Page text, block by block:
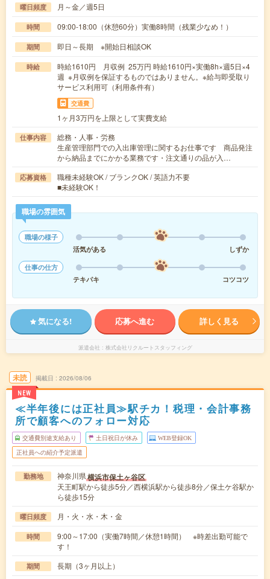
曜日頻度 月～金／週5日
時間 09:00-18:00（休憩60分）実働8時間（残業少なめ！）
期間 即日～長期 ※開始日相談OK
時給
時給1610円 月収例 25万円 時給1610円×実働8h×週5日×4
週 ※月収例を保証するものではありません。※給与即受取り
サービス利用可（利用条件有）
交通費
1ヶ月3万円を上限として実費支給
仕事内容
総務・人事・労務
生産管理部門での入出庫管理に関するお仕事です 商品発注
から納品までにかかる業務です・注文通りの品が入…
応募資格
職種未経験OK / ブランクOK / 英語力不要
■未経験OK！
職場の雰囲気
職場の様子
活気がある
しずか
仕事の仕方
テキパキ
コツコツ
気になる! 応募へ進む 詳しく見る
派遣会社 株式会社リクルートスタッフィング
未読
NEW
掲載日 2026/08/06
≪半年後には正社員≫駅チカ！税理・会計事務
所で顧客へのフォロー対応
交通費別途支給あり 土日祝日が休み WEB登録OK
正社員への紹介予定派遣
勤務地 神奈川県横浜市保土ヶ谷区
天王町駅から徒歩5分／西横浜駅から徒歩8分／保土ケ谷駅か
ら徒歩15分
曜日頻度 月・火・水・木・金
時間
9:00～17:00（実働7時間／休憩1時間） ※時差出勤可能で
す！
期間 長期（3ヶ月以上）